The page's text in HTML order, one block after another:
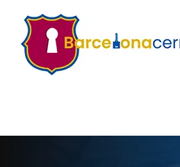
contenido